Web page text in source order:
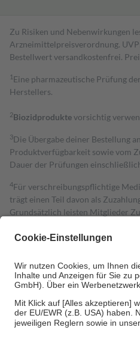
Zu Risiken und Nebenwirkungen
Arzneimittelpreisverordnung.
Bestell­wert versand­kosten­frei.
1 Eine pharmazeutische Prüfung
Herstellers.
2Biozidproduktevorsichtig
3Die Übergabe deiner Bestellung
Produktverfügbarkeit sowie vom
Dauer der Prüfungen
4Für verschreibungspflichtige
trägt einen Teil davon als
Grundsätzlich leisten Mitglieder
Diese Regeln gelten grundsätzlich
Um das Engagement der
• Kindern und Jugendlichen bis
• Untersuchungen zur Vorsorge
• empfohlenen Schutzimpfungen
• Harn- und Blutteststreifen